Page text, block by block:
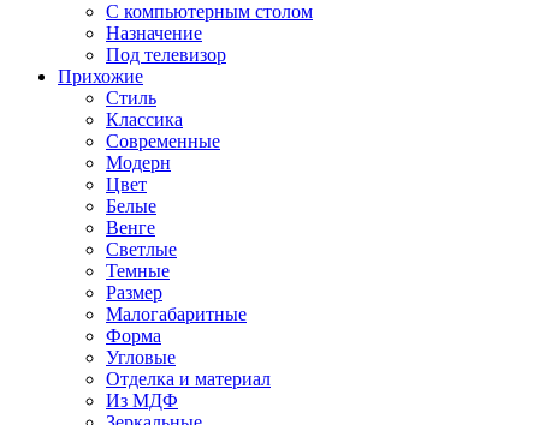
С компьютерным столом
Назначение
Под телевизор
Прихожие
Стиль
Классика
Современные
Модерн
Цвет
Белые
Венге
Светлые
Темные
Размер
Малогабаритные
Форма
Угловые
Отделка и материал
Из МДФ